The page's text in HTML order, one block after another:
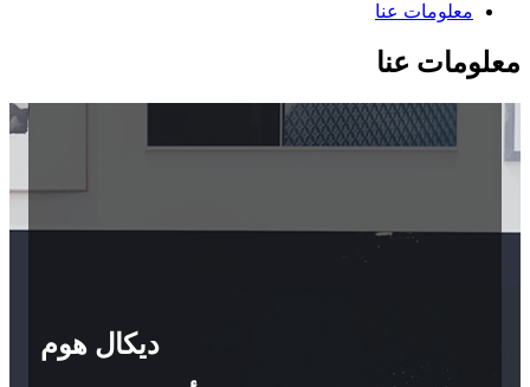
معلومات عنا
معلومات عنا
ديكال هوم